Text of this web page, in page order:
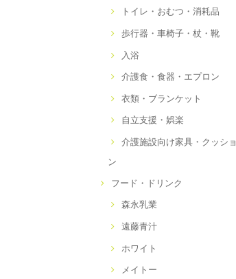
トイレ・おむつ・消耗品
歩行器・車椅子・杖・靴
入浴
介護食・食器・エプロン
衣類・ブランケット
自立支援・娯楽
介護施設向け家具・クッショ
ン
フード・ドリンク
森永乳業
遠藤青汁
ホワイト
メイトー